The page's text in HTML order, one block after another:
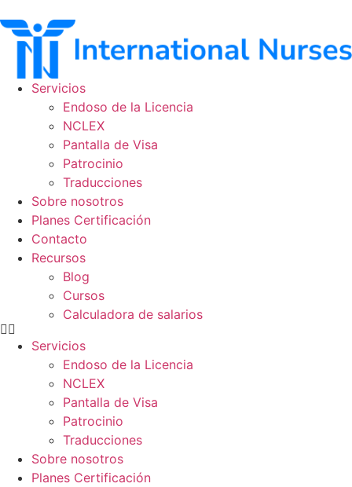
al
contenido
Servicios
Endoso de la Licencia
NCLEX
Pantalla de Visa
Patrocinio
Traducciones
Sobre nosotros
Planes Certificación
Contacto
Recursos
Blog
Cursos
Calculadora de salarios
Servicios
Endoso de la Licencia
NCLEX
Pantalla de Visa
Patrocinio
Traducciones
Sobre nosotros
Planes Certificación